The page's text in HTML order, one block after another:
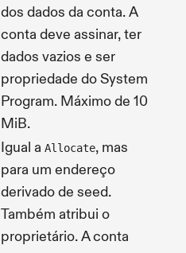
dos dados da conta. A
conta deve assinar, ter
dados vazios e ser
propriedade do System
Program. Máximo de 10
MiB.
Igual a Allocate, mas
para um endereço
derivado de seed.
Também atribui o
proprietário. A conta